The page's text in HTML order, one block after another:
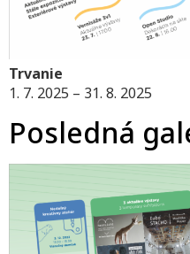
Trvanie
1. 7. 2025 – 31. 8. 2025
Posledná